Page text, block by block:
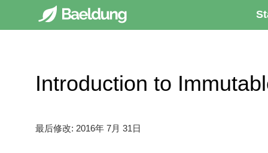
Introduction to
最后修改: 2016年 7月 31日